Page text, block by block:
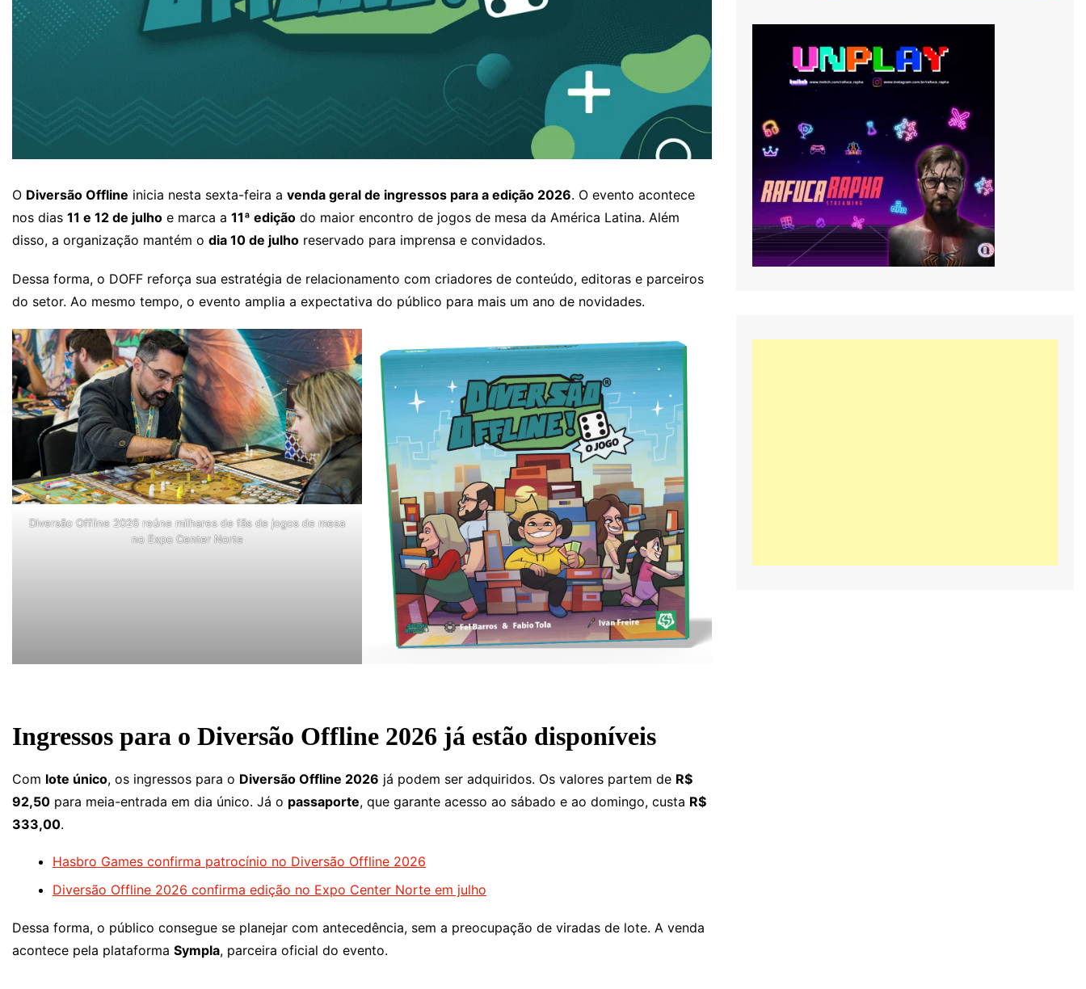
O Diversão Offline inicia nesta sexta-feira a venda geral de ingressos para a edição 2026. O evento acontece
nos dias 11 e 12 de julho e marca a 11ª edição do maior encontro de jogos de mesa da América Latina. Além
disso, a organização mantém o dia 10 de julho reservado para imprensa e convidados.
Dessa forma, o DOFF reforça sua estratégia de relacionamento com criadores de conteúdo, editoras e parceiros
do setor. Ao mesmo tempo, o evento amplia a expectativa do público para mais um ano de novidades.
Diversão Offline 2026 reúne milhares de fãs de jogos de mesa
no Expo Center Norte
Ingressos para o Diversão Offline 2026 já estão disponíveis
Com lote único, os ingressos para o Diversão Offline 2026 já podem ser adquiridos. Os valores partem de R$
92,50 para meia-entrada em dia único. Já o passaporte, que garante acesso ao sábado e ao domingo, custa R$
333,00.
Hasbro Games confirma patrocínio no Diversão Offline 2026
Diversão Offline 2026 confirma edição no Expo Center Norte em julho
Dessa forma, o público consegue se planejar com antecedência, sem a preocupação de viradas de lote. A venda
acontece pela plataforma Sympla, parceira oficial do evento.